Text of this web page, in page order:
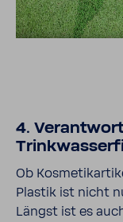
4.
Ob
Plastik ist nicht
Längst ist es